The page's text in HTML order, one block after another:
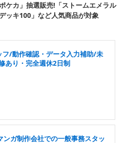
ケカ」抽選販売!「ストームエメラル
ッキ100」など人気商品が対象
/動作確認・データ入力補助/未
あり・完全週休2日制
ンガ制作会社での一般事務スタッ